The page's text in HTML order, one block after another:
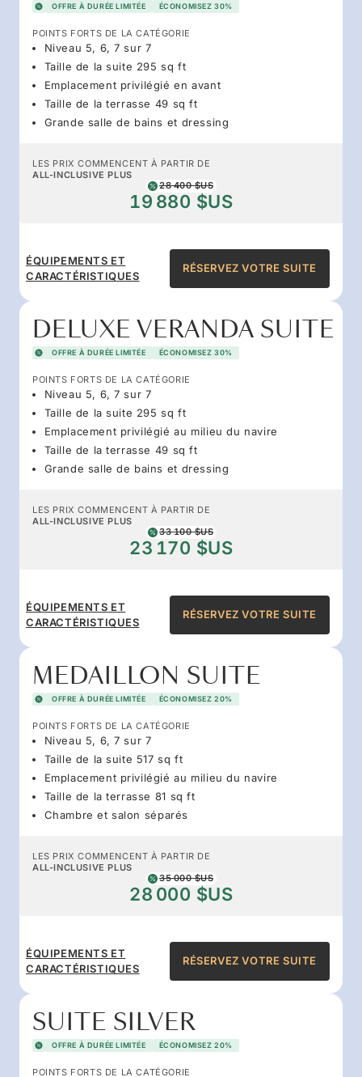
OFFRE À DURÉE LIMITÉE ÉCONOMISEZ 30%
POINTS FORTS DE LA CATÉGORIE
Niveau 5, 6, 7 sur 7
Taille de la suite 295 sq ft
Emplacement privilégié en avant
Taille de la terrasse 49 sq ft
Grande salle de bains et dressing
LES PRIX COMMENCENT À PARTIR DE
ALL-INCLUSIVE PLUS
28 400 $US
19 880 $US
ÉQUIPEMENTS ET
CARACTÉRISTIQUES
RÉSERVEZ VOTRE SUITE
DELUXE VERANDA SUITE
OFFRE À DURÉE LIMITÉE ÉCONOMISEZ 30%
POINTS FORTS DE LA CATÉGORIE
Niveau 5, 6, 7 sur 7
Taille de la suite 295 sq ft
Emplacement privilégié au milieu du navire
Taille de la terrasse 49 sq ft
Grande salle de bains et dressing
LES PRIX COMMENCENT À PARTIR DE
ALL-INCLUSIVE PLUS
33 100 $US
23 170 $US
ÉQUIPEMENTS ET
CARACTÉRISTIQUES
RÉSERVEZ VOTRE SUITE
MEDAILLON SUITE
OFFRE À DURÉE LIMITÉE ÉCONOMISEZ 20%
POINTS FORTS DE LA CATÉGORIE
Niveau 5, 6, 7 sur 7
Taille de la suite 517 sq ft
Emplacement privilégié au milieu du navire
Taille de la terrasse 81 sq ft
Chambre et salon séparés
LES PRIX COMMENCENT À PARTIR DE
ALL-INCLUSIVE PLUS
35 000 $US
28 000 $US
ÉQUIPEMENTS ET
CARACTÉRISTIQUES
RÉSERVEZ VOTRE SUITE
SUITE SILVER
OFFRE À DURÉE LIMITÉE ÉCONOMISEZ 20%
POINTS FORTS DE LA CATÉGORIE